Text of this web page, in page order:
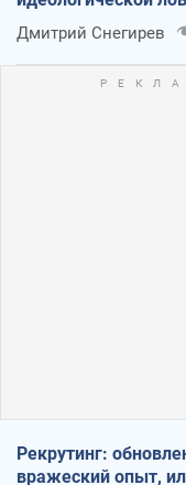
оккупантов
Дмитрий Снегирев
Рекрутинг:
вражеский опыт,